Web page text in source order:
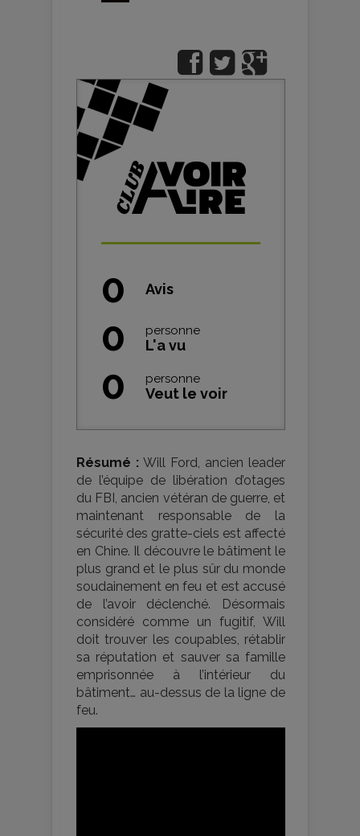
0 Avis
0 personne
L'a vu
0 personne
Veut le voir
Résumé : Will Ford, ancien leader
de l’équipe de libération d’otages
du FBI, ancien vétéran de guerre, et
maintenant responsable de la
sécurité des gratte-ciels est affecté
en Chine. Il découvre le bâtiment le
plus grand et le plus sûr du monde
soudainement en feu et est accusé
de l’avoir déclenché. Désormais
considéré comme un fugitif, Will
doit trouver les coupables, rétablir
sa réputation et sauver sa famille
emprisonnée à l’intérieur du
bâtiment… au-dessus de la ligne de
feu.